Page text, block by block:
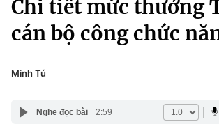
Chính trị
Pháp luật
Thể thao
Truyền hình
Công nghệ
Chi tiết mức thưởng
cán bộ công chức
Minh Tú
Nghe đọc bài 2:59